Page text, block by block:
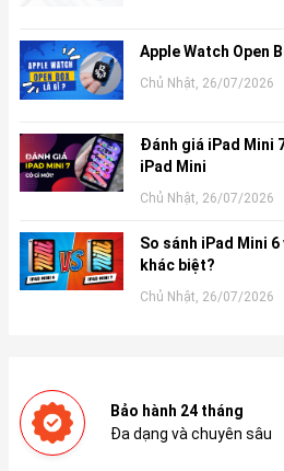
Apple Watch Open
Chủ Nhật, 26/07/2026
Đánh giá iPad Mini
iPad Mini
Chủ Nhật, 26/07/2026
So sánh iPad Mini
khác biệt?
Chủ Nhật, 26/07/2026
Bảo hành 24 tháng
Đa dạng và chuyên sâu